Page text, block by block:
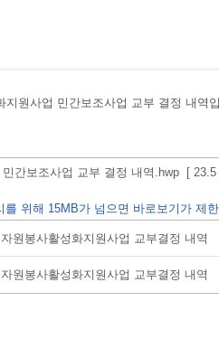
지원사업 민간보조사업 교부 결정 내역
민간보조사업 교부 결정 내역.hwp [ 23.5
위해 15MB가 넘으면 바로보기가 제
원봉사활성화지원사업 교부결정 내역
원봉사활성화지원사업 교부결정 내역